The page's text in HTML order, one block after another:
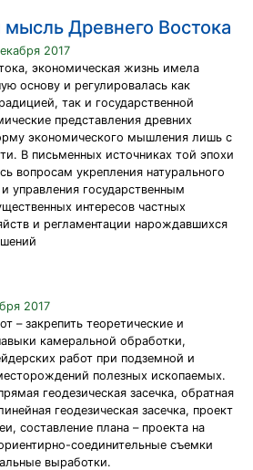
Древнего Востока
2017
экономическая жизнь имела
основу и регулировалась как
так и государственной
представления древних
экономического мышления лишь с
В письменных источниках той эпохи
вопросам укрепления натурального
управления государственным
интересов частных
и регламентации нарождавшихся
2017
– закрепить теоретические и
камеральной обработки,
работ при подземной и
полезных ископаемых.
геодезическая засечка, обратная
геодезическая засечка, проект
составление плана – проекта на
соединительные съемки
выработки.